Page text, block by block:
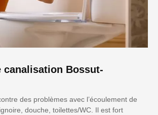
canalisation Bossut-
des problèmes avec l’écoulement de
douche, toilettes/WC. Il est fort